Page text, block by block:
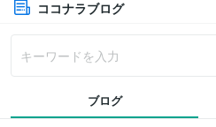
ココナラブログ
ブログ